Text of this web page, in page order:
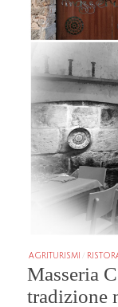
AGRITURISMI
Masseria
tradizione